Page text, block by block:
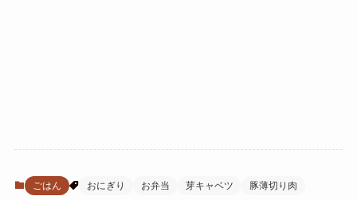
ごはん おにぎり お弁当 芽キャベツ 豚薄切り肉